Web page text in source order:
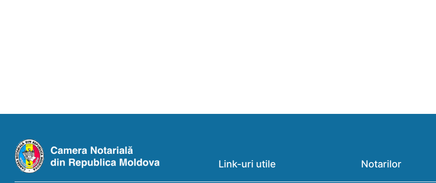
Link-uri utile Notarilor